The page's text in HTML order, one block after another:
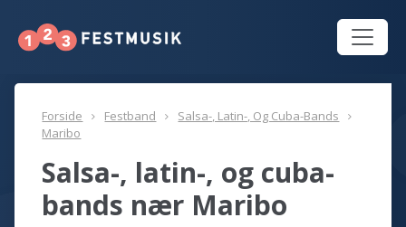
Forside Festband
Salsa-, Latin-, Og Cuba-Bands
Maribo
Salsa-, latin-, og cuba-
bands nær Maribo